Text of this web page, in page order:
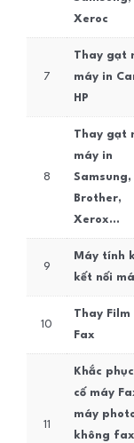
Xeroc
7
Thay gạt
máy in
HP
8
Thay gạt
máy in
Samsung,
Brother,
Xerox…
9
Máy tính
kết nối
10
Thay Film
Fax
11
Khắc
cố máy
máy
không